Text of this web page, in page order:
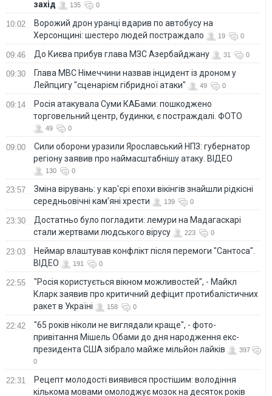
захід
135 0
10:02
Ворожий дрон уранці вдарив по автобусу на
Херсонщині: шестеро людей постраждало
19 0
09:46 До Києва прибув глава МЗС Азербайджану 31 0
09:30
Глава МВС Німеччини назвав інцидент із дроном у
Лейпцигу "сценарієм гібридної атаки"
49 0
09:14
Росія атакувала Суми КАБами: пошкоджено
торговельний центр, будинки, є постраждалі. ФОТО
49 0
09:00
Сили оборони уразили Ярославський НПЗ: губернатор
регіону заявив про наймасштабнішу атаку. ВІДЕО
130 0
23:57
Зміна вірувань: у кар'єрі епохи вікінгів знайшли рідкісні
середньовічні кам’яні хрести
139 0
23:30
Достатньо було погладити: лемури на Мадагаскарі
стали жертвами людського вірусу
223 0
23:03
Неймар влаштував конфлікт після перемоги "Сантоса".
ВІДЕО
191 0
22:55
"Росія користується вікном можливостей", - Майкл
Кларк заявив про критичний дефіцит протибалістичних
ракет в Україні
158 0
22:42
"65 років ніколи не виглядали краще", - фото-
привітання Мішель Обами до дня народження екс-
президента США зібрало майже мільйон лайків
397
0
22:31
Рецепт молодості виявився простішим: володіння
кількома мовами омолоджує мозок на десяток років